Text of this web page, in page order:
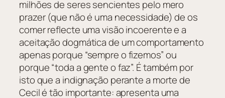
milhões de seres sencientes pelo mero
prazer (que não é uma necessidade) de os
comer reflecte uma visão incoerente e a
aceitação dogmática de um comportamento
apenas porque “sempre o fizemos” ou
porque “toda a gente o faz”. É também por
isto que a indignação perante a morte de
Cecil é tão importante: apresenta uma